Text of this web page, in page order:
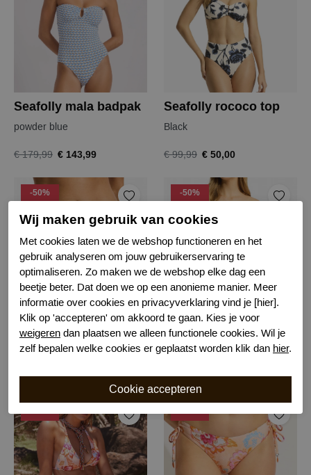
Seafolly mala badpak
powder blue
€ 179,99 € 143,99
Seafolly rococo top
Black
€ 99,99 € 50,00
-50%
Seafolly rococo slip
Black
€ 74,99 € 37,50
-50%
Black
€ 169,99 € 85,00
-50% -50%
Wij maken gebruik van cookies
Met cookies laten we de webshop functioneren en het
gebruik analyseren om jouw gebruikerservaring te
optimaliseren. Zo maken we de webshop elke dag een
beetje beter. Dat doen we op een anonieme manier. Meer
informatie over cookies en privacyverklaring vind je [hier].
Klik op 'accepteren' om akkoord te gaan. Kies je voor
weigeren dan plaatsen we alleen functionele cookies. Wil je
zelf bepalen welke cookies er geplaatst worden klik dan hier.